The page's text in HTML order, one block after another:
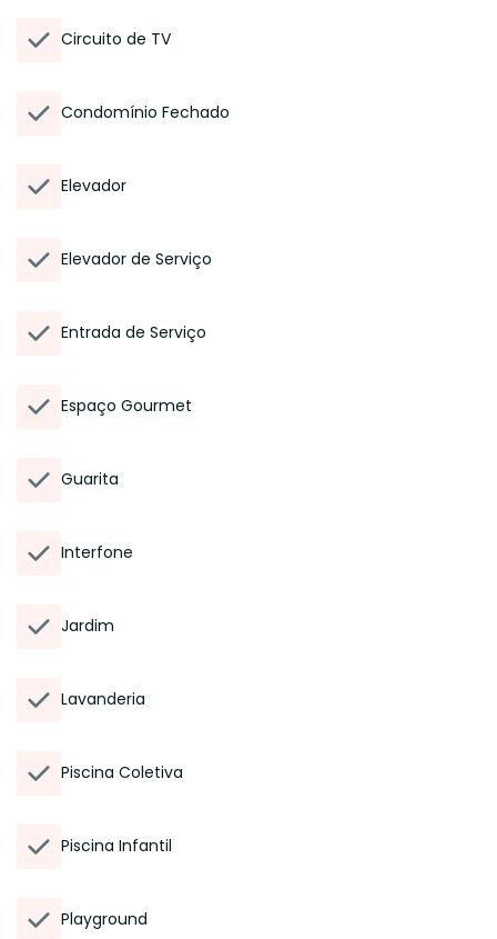
Circuito de TV
Condomínio Fechado
Elevador
Elevador de Serviço
Entrada de Serviço
Espaço Gourmet
Guarita
Interfone
Jardim
Lavanderia
Piscina Coletiva
Piscina Infantil
Playground